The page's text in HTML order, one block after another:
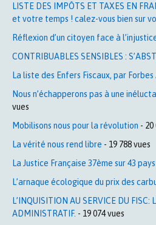
LISTE DES IMPÔTS ET TAXES EN
et votre temps ! calez-vous bien sur
Réflexion d’un citoyen face à
CONTRIBUABLES SENSIBLES :
La liste des Enfers Fiscaux, par Forbes
Nous n’échapperons pas à une
vues
Mobilisons nous pour la révolution - 20
La vérité nous rend libre - 19 788 vues
La Justice Française 37ème sur 43
L’arnaque écologique du prix des
L’INQUISITION AU SERVICE DU FISC:
ADMINISTRATIF. - 19 074 vues